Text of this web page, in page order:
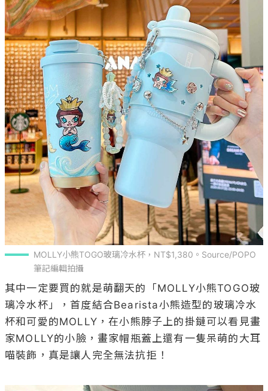
MOLLY小熊TOGO玻璃冷水杯，NT$1,380。Source/POPO
筆記編輯拍攝
其中一定要買的就是萌翻天的「MOLLY小熊TOGO玻
璃冷水杯」，首度結合Bearista小熊造型的玻璃冷水
杯和可愛的MOLLY，在小熊脖子上的掛鏈可以看見畫
家MOLLY的小臉，畫家帽瓶蓋上還有一隻呆萌的大耳
喵裝飾，真是讓人完全無法抗拒！